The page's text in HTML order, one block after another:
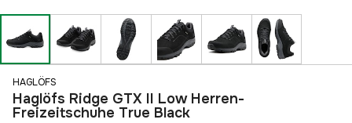
HAGLÖFS
Haglöfs Ridge GTX II Low Herren-
Freizeitschuhe True Black